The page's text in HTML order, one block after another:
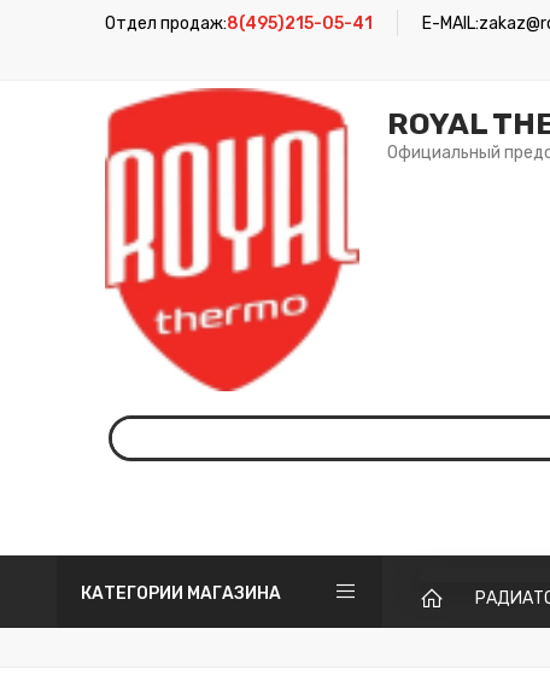
Отдел продаж:8(495)215-05-41 E-MAIL:
ROYAL
Официальный
КАТЕГОРИИ МАГАЗИНА